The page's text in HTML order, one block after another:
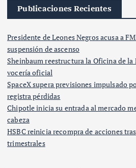
Publicaciones Recientes
Presidente de Leones Negros acusa a
suspensión de ascenso
Sheinbaum reestructura la Oficina de la
vocería oficial
SpaceX supera previsiones impulsado
registra pérdidas
Chipotle inicia su entrada al mercado
cabeza
HSBC reinicia recompra de acciones
trimestrales